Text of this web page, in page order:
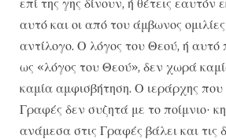
αυτό και οι από του άμβωνος
αντίλογο. Ο λόγος του Θεού, ή αυτό
ως «λόγος του Θεού», δεν χωρά
καμία αμφισβήτηση. Ο ιεράρχης που
Γραφές δεν συζητά με το ποίμνιο·
ανάμεσα στις Γραφές βάλει και τις